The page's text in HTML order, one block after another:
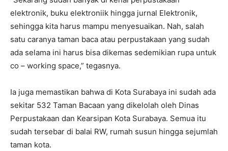
elektronik, buku elektroniik hingga jurnal Elektronik,
sehingga kita harus mampu menyesuaikan. Nah, salah
satu caranya taman baca atau perpustakaan yang sudah
ada selama ini harus bisa dikemas sedemikian rupa untuk
co – working space,” tegasnya.
Ia juga memastikan bahwa di Kota Surabaya ini sudah ada
sekitar 532 Taman Bacaan yang dikelolah oleh Dinas
Perpustakaan dan Kearsipan Kota Surabaya. Semua itu
sudah tersebar di balai RW, rumah susun hingga sejumlah
taman kota.